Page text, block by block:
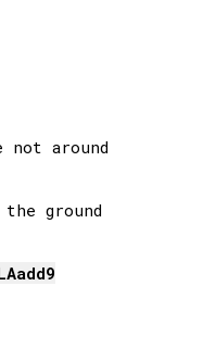
ground
add9